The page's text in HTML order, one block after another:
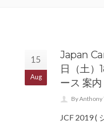
15
Aug
Japan
日（土
ース 案内
By Anthony
JCF 2019 (